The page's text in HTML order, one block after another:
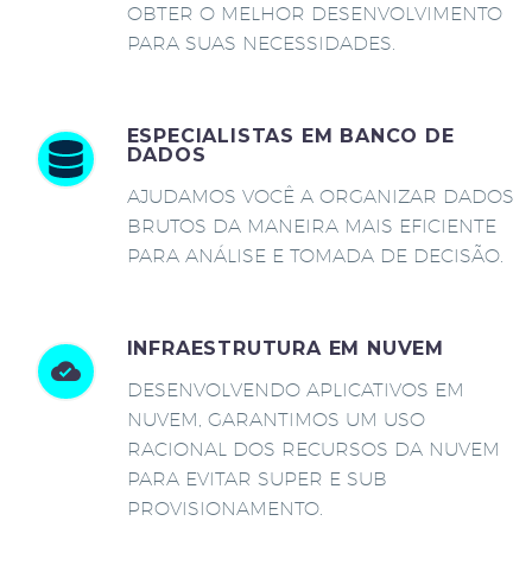
OBTER O MELHOR DESENVOLVIMENTO
PARA SUAS NECESSIDADES.
ESPECIALISTAS EM BANCO DE
DADOS
AJUDAMOS VOCÊ A ORGANIZAR DADOS
BRUTOS DA MANEIRA MAIS EFICIENTE
PARA ANÁLISE E TOMADA DE DECISÃO.
INFRAESTRUTURA EM NUVEM
DESENVOLVENDO APLICATIVOS EM
NUVEM, GARANTIMOS UM USO
RACIONAL DOS RECURSOS DA NUVEM
PARA EVITAR SUPER E SUB
PROVISIONAMENTO.